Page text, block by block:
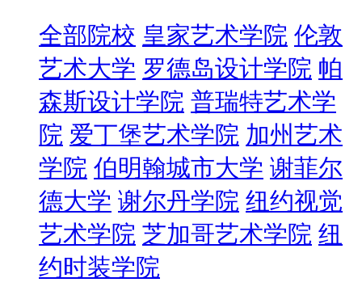
全部院校 皇家艺术学院 伦敦
艺术大学 罗德岛设计学院 帕
森斯设计学院 普瑞特艺术学
院 爱丁堡艺术学院 加州艺术
学院 伯明翰城市大学 谢菲尔
德大学 谢尔丹学院 纽约视觉
艺术学院 芝加哥艺术学院 纽
约时装学院